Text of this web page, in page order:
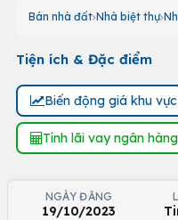
Bán nhà đất Nhà biệt thự
Tiện ích & Đặc điểm
Biến động giá khu vực
Tính lãi vay ngân hàng
NGÀY ĐĂNG
19/10/2023